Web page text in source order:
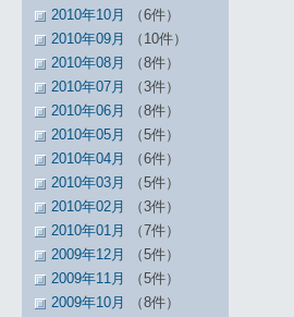
2010年10月
（6件）
2010年09月
（10件）
2010年08月
（8件）
2010年07月
（3件）
2010年06月
（8件）
2010年05月
（5件）
2010年04月
（6件）
2010年03月
（5件）
2010年02月
（3件）
2010年01月
（7件）
2009年12月
（5件）
2009年11月
（5件）
2009年10月
（8件）